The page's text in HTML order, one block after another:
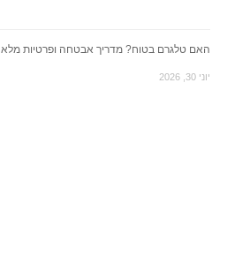
האם טלגרם בטוח? מדריך אבטחה ופרטיות מלא 2026
יוני 30, 2026